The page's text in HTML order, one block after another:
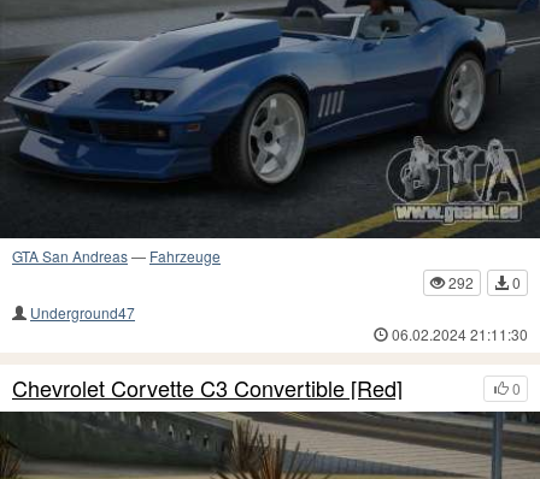
GTA San Andreas— Fahrzeuge
292
0
Underground47
06.02.2024 21:11:30
0
Chevrolet Corvette C3 Convertible [Red]